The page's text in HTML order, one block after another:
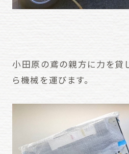
小田原の鳶の親方に力を貸
ら機械を運びます。